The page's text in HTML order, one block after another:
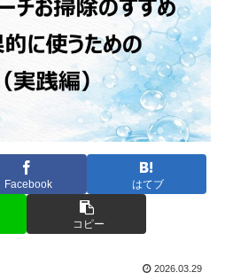
Facebook はてブ
コピー
2026.03.29